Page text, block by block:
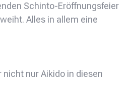
Schinto-Eröffnungsfeier
Alles in allem eine
nur Aikido in diesen